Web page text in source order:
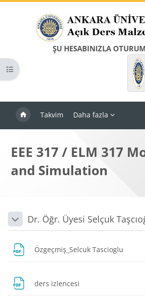
ŞU HESABINIZLA
Takvim Daha fazla
Kurs dizinini aç
EEE 317 / ELM 317
and Simulation
Bloklar
Bölüm anahatları
DaraltDr. Öğr. Üyesi Selçuk
Özgeçmiş_Selcuk Tascioglu
ders izlencesi